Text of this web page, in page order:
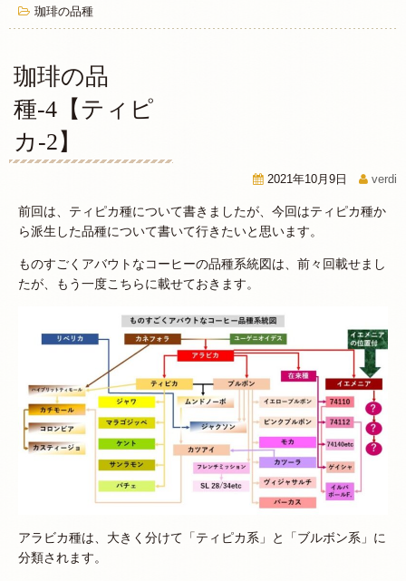
珈琲の品種
珈琲の品
種-4【ティピ
カ-2】
2021年10月9日 verdi
前回は、ティピカ種について書きましたが、今回はティピカ種か
ら派生した品種について書いて行きたいと思います。
ものすごくアバウトなコーヒーの品種系統図は、前々回載せまし
たが、もう一度こちらに載せておきます。
アラビカ種は、大きく分けて「ティピカ系」と「ブルボン系」に
分類されます。